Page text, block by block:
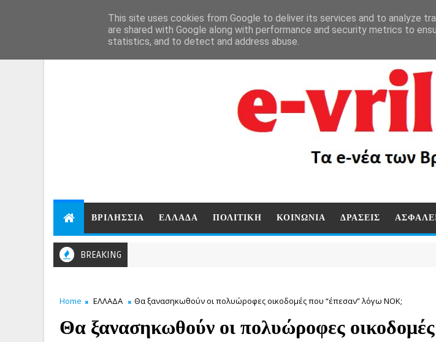
ΒΡΙΛΗΣΣΙΑ ΕΛΛΑΔΑ ΠΟΛΙΤΙΚΗ ΚΟΙΝΩΝΙΑ ΔΡΑΣΕΙΣ
BREAKING
Home ΕΛΛΑΔΑ Θα ξανασηκωθούν οι πολυώροφες οικοδομές που “έπεσαν” λόγω ΝΟΚ;
Θα ξανασηκωθούν οι πολυώροφες
This site uses cookies from Google to deliver its services and to analyze
are shared with Google along with performance and security metrics to
statistics, and to detect and address abuse.